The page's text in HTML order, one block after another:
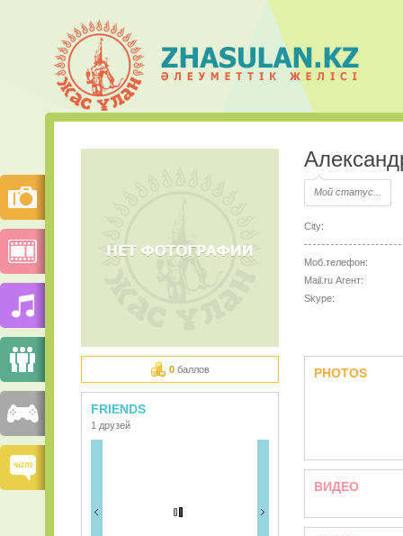
Мой статус...
City:
Моб.телефон:
Mail.ru Агент:
Skype:
0баллов
FRIENDS
1 друзей
PHOTOS
ВИДЕО